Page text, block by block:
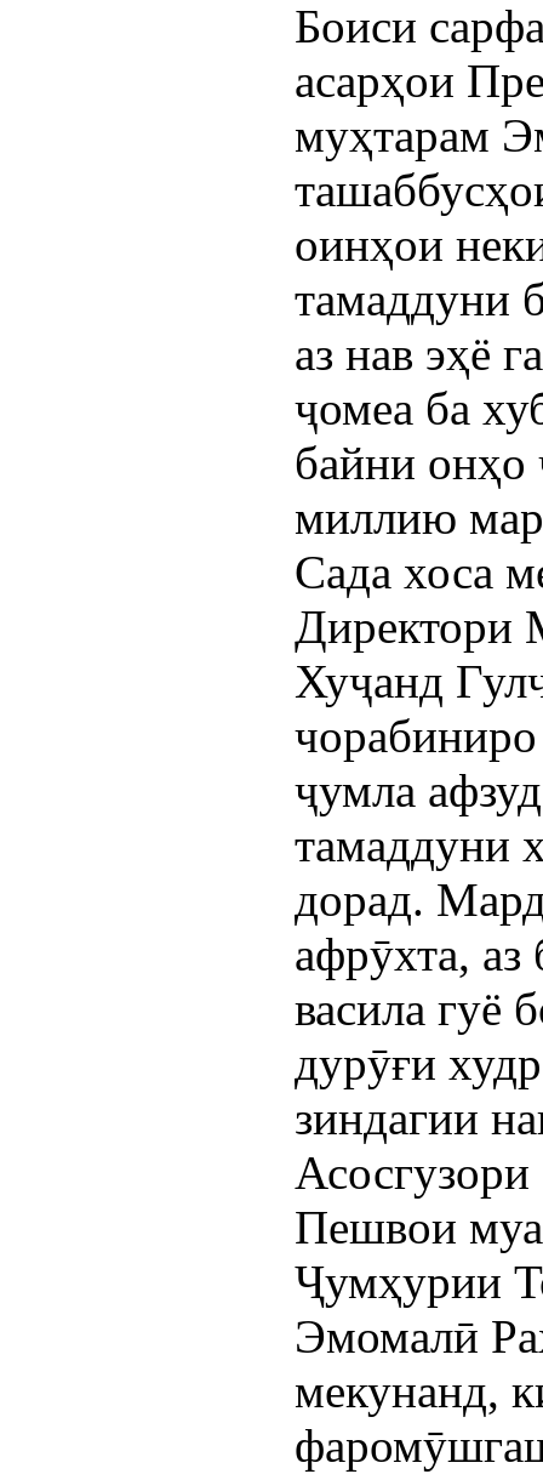
Боиси
асарҳои
муҳтарам
оинҳои
тамаддуни
аз нав эҳё
ҷомеа ба
байни онҳо
миллию
Сада хоса
Хуҷанд
ҷумла
тамаддуни
дорад.
афрӯхта,
васила гуё
дурӯғи
зиндагии
Пешвои
Ҷумҳурии
Эмомалӣ
мекунанд,